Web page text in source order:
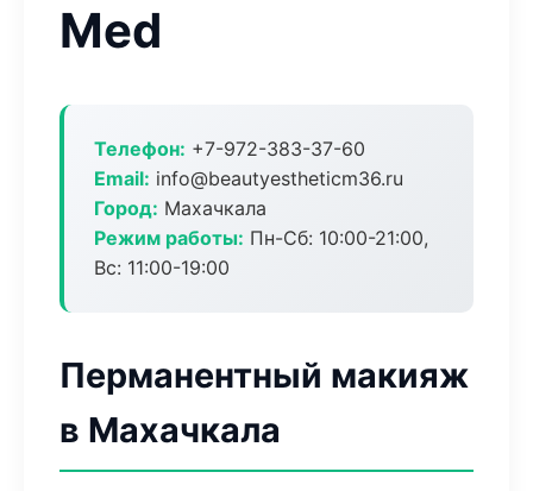
Med
Телефон: +7-972-383-37-60
Email: info@beautyestheticm36.ru
Город: Махачкала
Режим работы: Пн-Сб: 10:00-21:00,
Вс: 11:00-19:00
Перманентный макияж
в Махачкала